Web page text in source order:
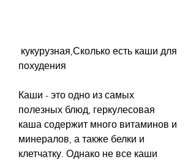
похудения
Каши - это одно из самых
полезных блюд, геркулесовая
каша содержит много витаминов и
минералов, а также белки и
клетчатку. Однако не все каши